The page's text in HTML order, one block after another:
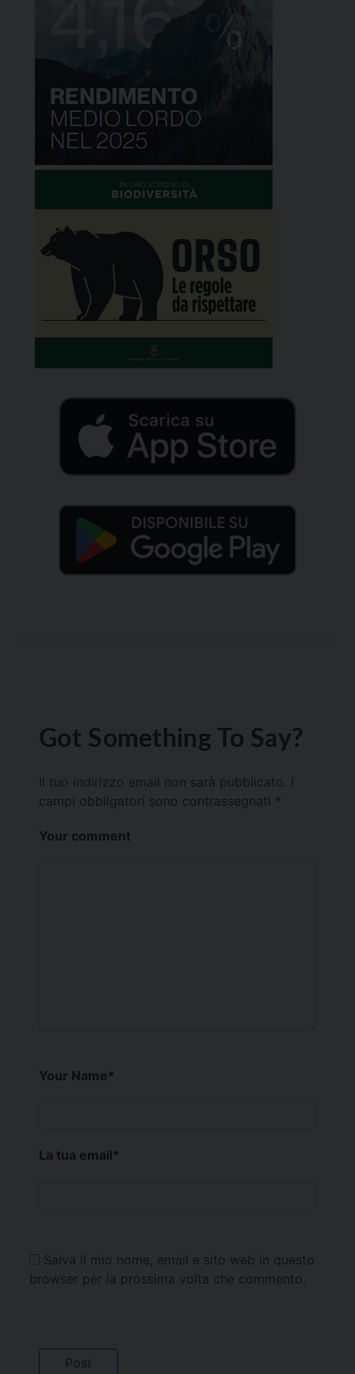
Got Something To Say?
Il tuo indirizzo email non sarà pubblicato.
campi obbligatori sono contrassegnati *
Your comment
Your Name*
La tua email*
Salva il mio nome, email e sito web in questo
browser per la prossima volta che commento.